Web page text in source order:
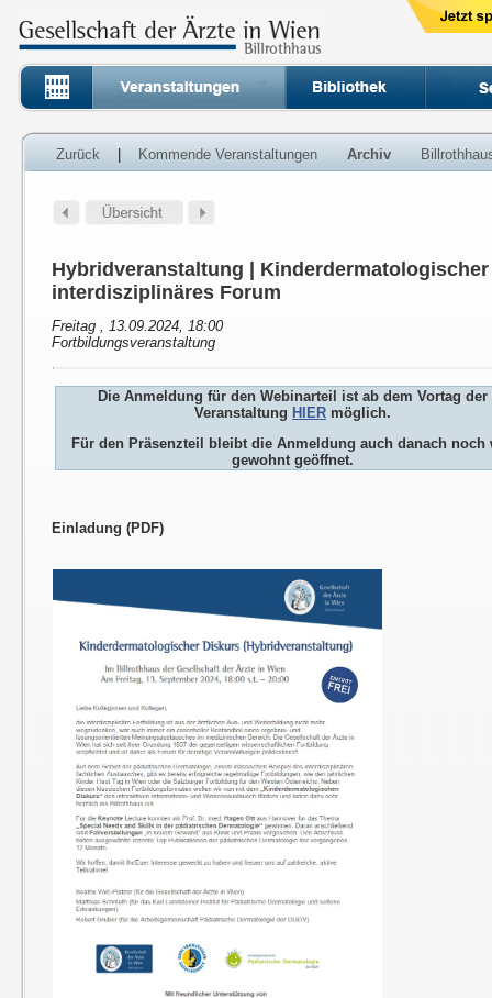
Zurück Kommende Veranstaltungen Archiv
Hybridveranstaltung |
interdisziplinäres Forum
Freitag , 13.09.2024, 18:00
Fortbildungsveranstaltung
Die Anmeldung für den Webinarteil ist ab dem Vortag der
Veranstaltung HIER möglich.
Für den Präsenzteil bleibt die Anmeldung auch danach noch
gewohnt geöffnet.
Einladung (PDF)